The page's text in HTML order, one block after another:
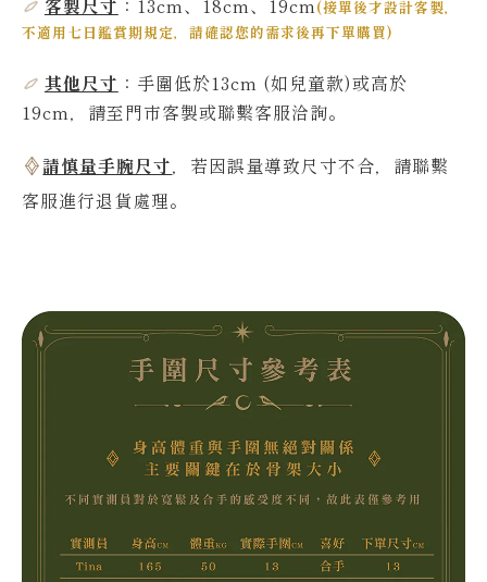
(接單後才設計客製，
不適用七日鑑賞期規定，請確認您的需求後再下單購買)
其他尺寸 ： 手圍低於13cm (如兒童款)或高於
19cm，請至門市客製或聯繫客服洽詢。
請慎量手腕尺寸，若因誤量導致尺寸不合，請聯繫
客服進行退貨處理。